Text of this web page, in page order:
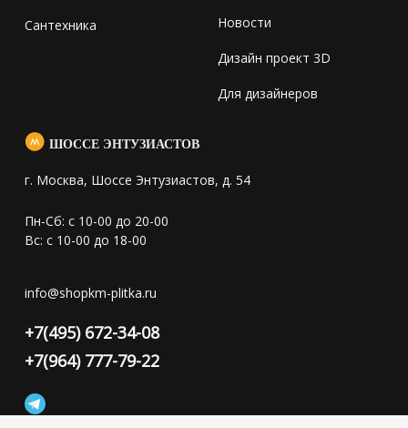
Сантехника Новости
Дизайн проект 3D
Для дизайнеров
ШОССЕ ЭНТУЗИАСТОВ
г. Москва, Шоссе Энтузиастов, д. 54
Пн-Сб: с 10-00 до 20-00
Вс: с 10-00 до 18-00
info@shopkm-plitka.ru
+7(495) 672-34-08
+7(964) 777-79-22